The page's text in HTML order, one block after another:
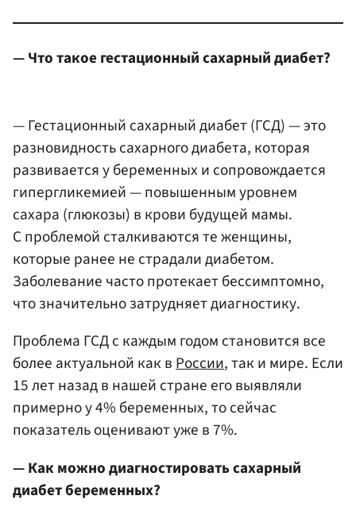
— Что такое гестационный сахарный диабет?
— Гестационный сахарный диабет (ГСД) — это
разновидность сахарного диабета, которая
развивается у беременных и сопровождается
гипергликемией — повышенным уровнем
сахара (глюкозы) в крови будущей мамы.
С проблемой сталкиваются те женщины,
которые ранее не страдали диабетом.
Заболевание часто протекает бессимптомно,
что значительно затрудняет диагностику.
Проблема ГСД с каждым годом становится все
более актуальной как вРоссии, так и мире. Если
15 лет назад в нашей стране его выявляли
примерно у 4% беременных, то сейчас
показатель оценивают уже в 7%.
— Как можно диагностировать сахарный
диабет беременных?